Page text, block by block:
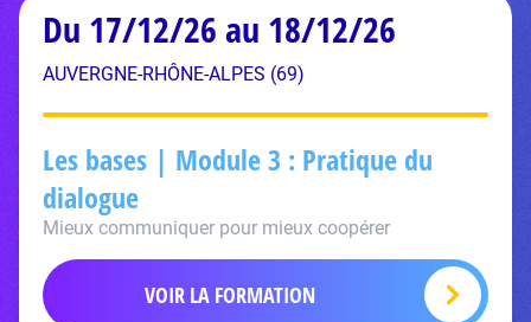
Du 17/12/26 au 18/12/26
AUVERGNE-RHÔNE-ALPES (69)
Les bases | Module 3 : Pratique du
dialogue
Mieux communiquer pour mieux coopérer
VOIR LA FORMATION